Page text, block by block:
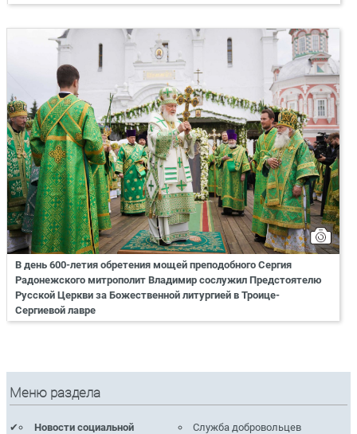
В день 600-летия обретения мощей преподобного Сергия
Радонежского митрополит Владимир сослужил Предстоятелю
Русской Церкви за Божественной литургией в Троице-
Сергиевой лавре
Меню раздела
Новости социальной
Служба добровольцев